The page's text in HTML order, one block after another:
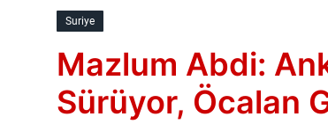
Güncel
Suriye
Mazlum Abdi:
Sürüyor, Öcalan